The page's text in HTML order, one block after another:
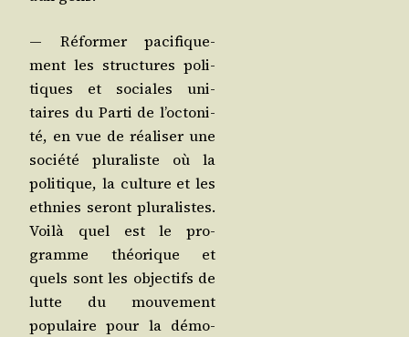
— Réfor­mer paci­fi­que­
ment les struc­tures poli­
tiques et sociales uni­
taires du Par­ti de l’oc­to­ni­
té, en vue de réa­li­ser une
socié­té plu­ra­liste où la
poli­tique, la culture et les
eth­nies seront plu­ra­listes.
Voi­là quel est le pro­
gramme théo­rique et
quels sont les objec­tifs de
lutte du mou­ve­ment
popu­laire pour la démo­